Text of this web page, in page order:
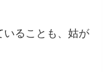
いることも、姑が